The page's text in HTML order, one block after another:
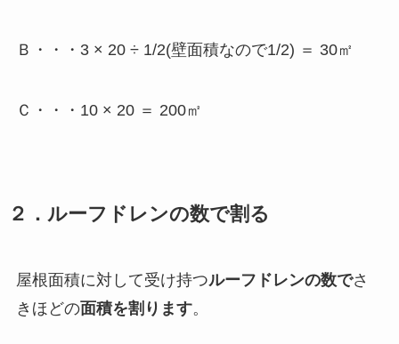
Ｂ・・・3 × 20 ÷ 1/2(壁面積なので1/2) ＝ 30㎡
Ｃ・・・10 × 20 ＝ 200㎡
２．ルーフドレンの数で割る
屋根面積に対して受け持つルーフドレンの数でさ
きほどの面積を割ります。